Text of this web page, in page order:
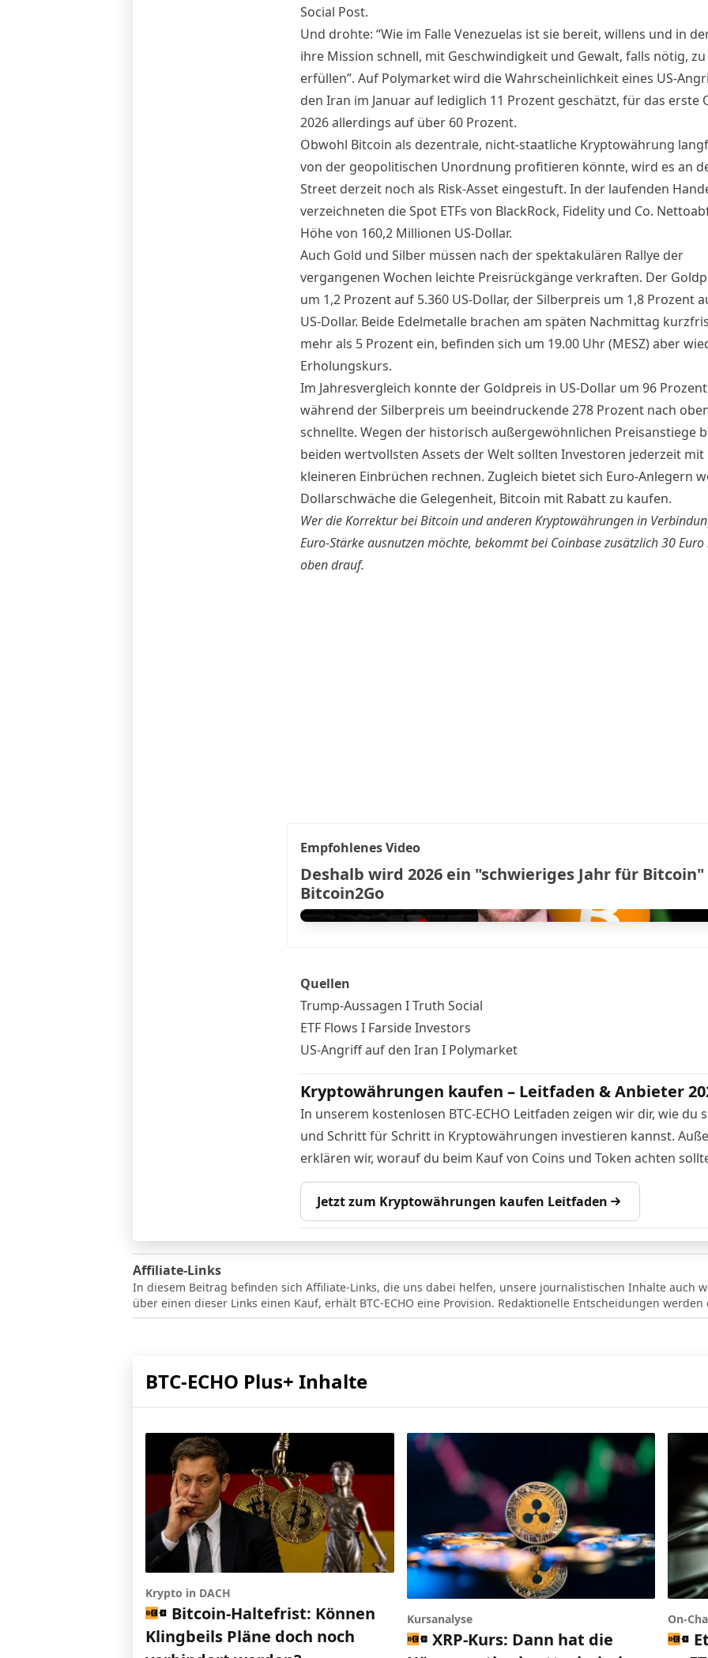
Social Post.
Und drohte: “Wie im Falle Venezuelas ist sie bereit, willens und in
ihre Mission schnell, mit Geschwindigkeit und Gewalt, falls nötig, zu
erfüllen”. Auf Polymarket wird die Wahrscheinlichkeit eines US-
den Iran im Januar auf lediglich 11 Prozent geschätzt, für das erste
2026 allerdings auf über 60 Prozent.
Obwohl Bitcoin als dezentrale, nicht-staatliche Kryptowährung
von der geopolitischen Unordnung profitieren könnte, wird es an
Street derzeit noch als Risk-Asset eingestuft. In der laufenden
verzeichneten die Spot ETFs von BlackRock, Fidelity und Co.
Höhe von 160,2 Millionen US-Dollar.
Auch Gold und Silber müssen nach der spektakulären Rallye der
vergangenen Wochen leichte Preisrückgänge verkraften. Der
um 1,2 Prozent auf 5.360 US-Dollar, der Silberpreis um 1,8 Prozent
US-Dollar. Beide Edelmetalle brachen am späten Nachmittag
mehr als 5 Prozent ein, befinden sich um 19.00 Uhr (MESZ) aber
Erholungskurs.
Im Jahresvergleich konnte der Goldpreis in US-Dollar um 96
während der Silberpreis um beeindruckende 278 Prozent nach
schnellte. Wegen der historisch außergewöhnlichen Preisanstiege
beiden wertvollsten Assets der Welt sollten Investoren jederzeit mit
kleineren Einbrüchen rechnen. Zugleich bietet sich Euro-Anlegern
Dollarschwäche die Gelegenheit, Bitcoin mit Rabatt zu kaufen.
Wer die Korrektur bei Bitcoin und anderen Kryptowährungen in
Euro-Stärke ausnutzen möchte, bekommtbei Coinbase zusätzlich 30 Euro
oben drauf.
Empfohlenes Video
Deshalb wird 2026 ein "schwieriges Jahr für Bitcoin"
Bitcoin2Go
Quellen
Trump-Aussagen I Truth Social
ETF Flows I Farside Investors
US-Angriff auf den Iran I Polymarket
Kryptowährungen kaufen – Leitfaden & Anbieter
In unserem kostenlosen BTC-ECHO Leitfaden zeigen wir dir, wie du
und Schritt für Schritt in Kryptowährungen investieren kannst.
erklären wir, worauf du beim Kauf von Coins und Token achten
Jetzt zum Kryptowährungen kaufen Leitfaden
Affiliate-Links
In diesem Beitrag befinden sich Affiliate-Links, die uns dabei helfen, unsere journalistischen Inhalte auch
über einen dieser Links einen Kauf, erhält BTC-ECHO eine Provision. Redaktionelle Entscheidungen
BTC-ECHO Plus+ Inhalte
Krypto in DACH
Bitcoin-Haltefrist: Können
Klingbeils Pläne doch noch
Kursanalyse
XRP-Kurs: Dann hat die
On-